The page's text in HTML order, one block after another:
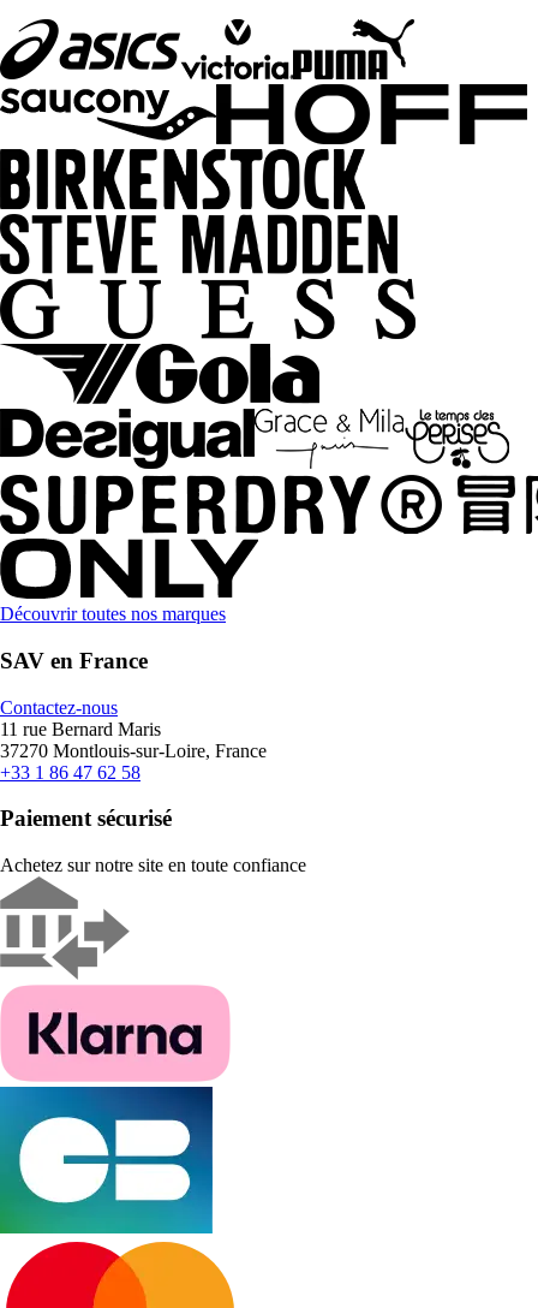
Découvrir toutes nos marques
SAV en France
Contactez-nous
11 rue Bernard Maris
37270 Montlouis-sur-Loire, France
+33 1 86 47 62 58
Paiement sécurisé
Achetez sur notre site en toute confiance